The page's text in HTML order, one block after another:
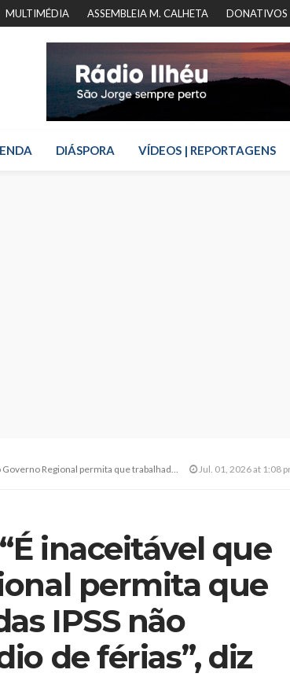
MULTIMÉDIA ASSEMBLEIA M. CALHETA DONATIVOS
DIÁSPORA VÍDEOS | REPORTAGENS
trabalhadores das IPSS não recebam subsídio de férias”, diz PS/Açores Jul. 01, 2026 at 1:08
inaceitável que
permita que
IPSS não
de férias”, diz